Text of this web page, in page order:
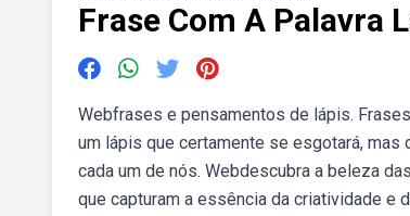
Frase Com A Palavra
Webfrases e pensamentos de lápis.
um lápis que certamente se esgotará, mas
cada um de nós. Webdescubra a beleza
que capturam a essência da criatividade e